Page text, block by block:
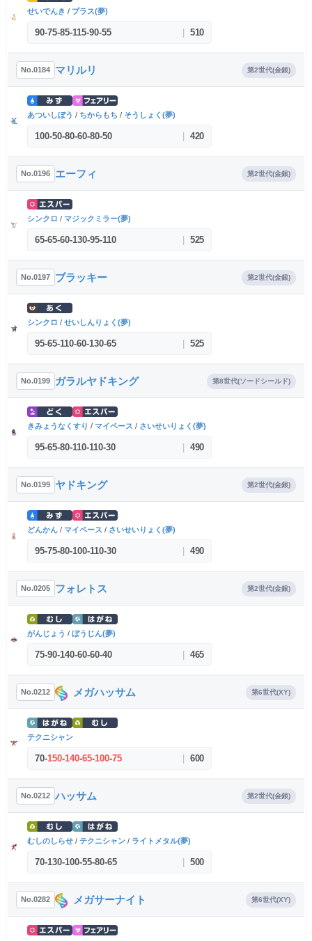
せいでんき / プラス(夢)
90-75-85-115-90-55 510
No.0184 マリルリ 第2世代(金銀)
あついしぼう / ちからもち / そうしょく(夢)
100-50-80-60-80-50 420
No.0196 エーフィ 第2世代(金銀)
シンクロ / マジックミラー(夢)
65-65-60-130-95-110 525
No.0197 ブラッキー 第2世代(金銀)
シンクロ / せいしんりょく(夢)
95-65-110-60-130-65 525
No.0199 ガラルヤドキング 第8世代(ソードシールド)
きみょうなくすり / マイペース / さいせいりょく(夢)
95-65-80-110-110-30 490
No.0199 ヤドキング 第2世代(金銀)
どんかん / マイペース / さいせいりょく(夢)
95-75-80-100-110-30 490
No.0205 フォレトス 第2世代(金銀)
がんじょう / ぼうじん(夢)
75-90-140-60-60-40 465
No.0212 メガハッサム 第6世代(XY)
テクニシャン
70-150-140-65-100-75 600
No.0212 ハッサム 第2世代(金銀)
むしのしらせ / テクニシャン / ライトメタル(夢)
70-130-100-55-80-65 500
No.0282 メガサーナイト 第6世代(XY)